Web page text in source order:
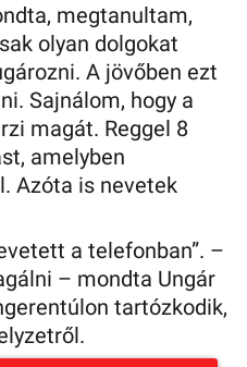
megtanultam,
olyan dolgokat
A jövőben ezt
Sajnálom, hogy a
magát. Reggel 8
amelyben
Azóta is nevetek
a telefonban”. –
– mondta Ungár
tartózkodik,